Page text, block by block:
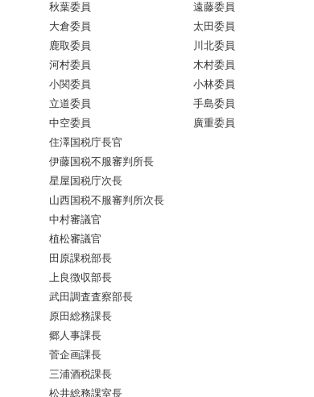
秋葉委員
遠藤委員
大倉委員
太田委員
鹿取委員
川北委員
河村委員
木村委員
小関委員
小林委員
立道委員
手島委員
中空委員
廣重委員
住澤国税庁長官
伊藤国税不服審判所長
星屋国税庁次長
山西国税不服審判所次長
中村審議官
植松審議官
田原課税部長
上良徴収部長
武田調査査察部長
原田総務課長
郷人事課長
菅企画課長
三浦酒税課長
松井総務課室長